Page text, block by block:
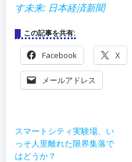
す未来: 日本経済新聞
この記事を共有:
Facebook X
メールアドレス
スマートシティ実験場、い
っそ人里離れた限界集落で
はどうか？